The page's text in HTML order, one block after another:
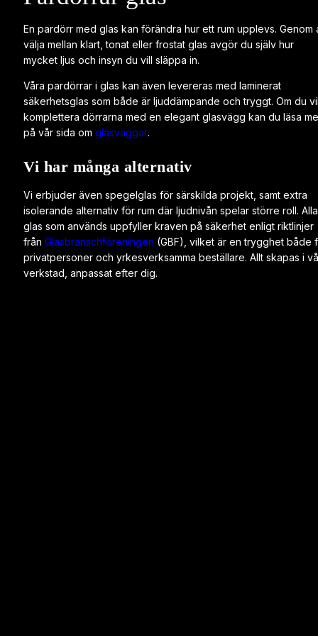
En pardörr med glas kan förändra hur ett rum upplevs. Genom
välja mellan klart, tonat eller frostat glas avgör du själv hur
mycket ljus och insyn du vill släppa in.
Våra pardörrar i glas kan även levereras med laminerat
säkerhetsglas som både är ljuddämpande och tryggt. Om du
komplettera dörrarna med en elegant glasvägg kan du läsa
på vår sida om glasväggar.
Vi har många alternativ
Vi erbjuder även spegelglas för särskilda projekt, samt extra
isolerande alternativ för rum där ljudnivån spelar större roll. Alla
glas som används uppfyller kraven på säkerhet enligt riktlinjer
från Glasbranschföreningen (GBF), vilket är en trygghet både
privatpersoner och yrkesverksamma beställare. Allt skapas i
verkstad, anpassat efter dig.